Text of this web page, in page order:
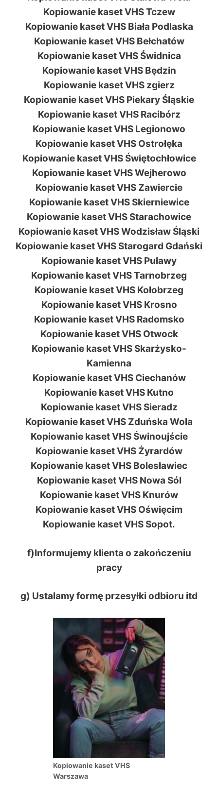
Kopiowanie kaset VHS Tczew
Kopiowanie kaset VHS Biała Podlaska
Kopiowanie kaset VHS Bełchatów
Kopiowanie kaset VHS Świdnica
Kopiowanie kaset VHS Będzin
Kopiowanie kaset VHS zgierz
Kopiowanie kaset VHS Piekary Śląskie
Kopiowanie kaset VHS Racibórz
Kopiowanie kaset VHS Legionowo
Kopiowanie kaset VHS Ostrołęka
Kopiowanie kaset VHS Świętochłowice
Kopiowanie kaset VHS Wejherowo
Kopiowanie kaset VHS Zawiercie
Kopiowanie kaset VHS Skierniewice
Kopiowanie kaset VHS Starachowice
Kopiowanie kaset VHS Wodzisław Śląski
Kopiowanie kaset VHS Starogard Gdański
Kopiowanie kaset VHS Puławy
Kopiowanie kaset VHS Tarnobrzeg
Kopiowanie kaset VHS Kołobrzeg
Kopiowanie kaset VHS Krosno
Kopiowanie kaset VHS Radomsko
Kopiowanie kaset VHS Otwock
Kopiowanie kaset VHS Skarżysko-
Kamienna
Kopiowanie kaset VHS Ciechanów
Kopiowanie kaset VHS Kutno
Kopiowanie kaset VHS Sieradz
Kopiowanie kaset VHS Zduńska Wola
Kopiowanie kaset VHS Świnoujście
Kopiowanie kaset VHS Żyrardów
Kopiowanie kaset VHS Bolesławiec
Kopiowanie kaset VHS Nowa Sól
Kopiowanie kaset VHS Knurów
Kopiowanie kaset VHS Oświęcim
Kopiowanie kaset VHS Sopot.
f)Informujemy klienta o zakończeniu
pracy
g) Ustalamy formę przesyłki odbioru itd
Kopiowanie kaset VHS
Warszawa